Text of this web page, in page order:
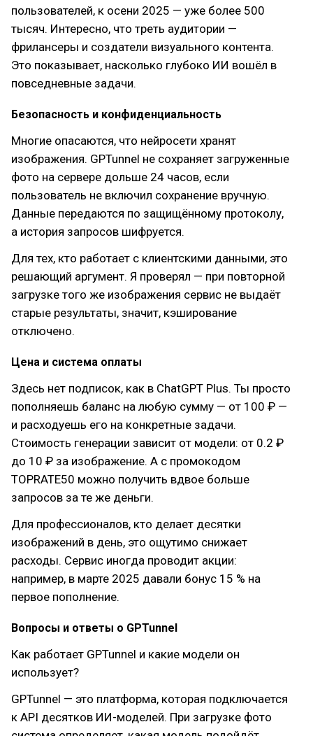
пользователей, к осени 2025 — уже более 500
тысяч. Интересно, что треть аудитории —
фрилансеры и создатели визуального контента.
Это показывает, насколько глубоко ИИ вошёл в
повседневные задачи.
Безопасность и конфиденциальность
Многие опасаются, что нейросети хранят
изображения. GPTunnel не сохраняет загруженные
фото на сервере дольше 24 часов, если
пользователь не включил сохранение вручную.
Данные передаются по защищённому протоколу,
а история запросов шифруется.
Для тех, кто работает с клиентскими данными, это
решающий аргумент. Я проверял — при повторной
загрузке того же изображения сервис не выдаёт
старые результаты, значит, кэширование
отключено.
Цена и система оплаты
Здесь нет подписок, как в ChatGPT Plus. Ты просто
пополняешь баланс на любую сумму — от 100 ₽ —
и расходуешь его на конкретные задачи.
Стоимость генерации зависит от модели: от 0.2 ₽
до 10 ₽ за изображение. А с промокодом
TOPRATE50 можно получить вдвое больше
запросов за те же деньги.
Для профессионалов, кто делает десятки
изображений в день, это ощутимо снижает
расходы. Сервис иногда проводит акции:
например, в марте 2025 давали бонус 15 % на
первое пополнение.
Вопросы и ответы о GPTunnel
Как работает GPTunnel и какие модели он
использует?
GPTunnel — это платформа, которая подключается
к API десятков ИИ-моделей. При загрузке фото